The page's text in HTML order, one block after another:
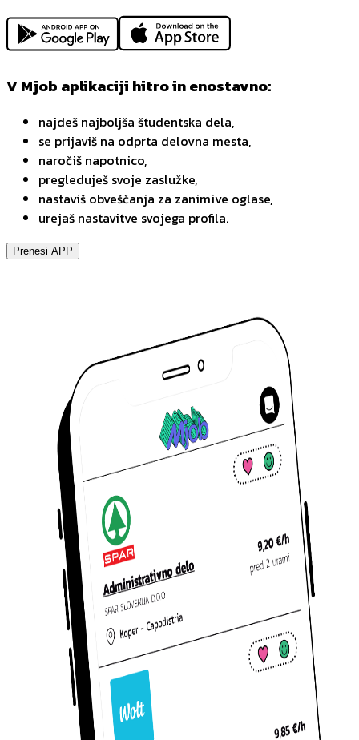
V Mjob aplikaciji hitro in enostavno:
najdeš najboljša študentska dela,
se prijaviš na odprta delovna mesta,
naročiš napotnico,
pregleduješ svoje zaslužke,
nastaviš obveščanja za zanimive oglase,
urejaš nastavitve svojega profila.
Prenesi APP